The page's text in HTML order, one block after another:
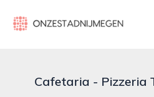
onzestadnijmegen.nl
Cafetaria - Pizzeria